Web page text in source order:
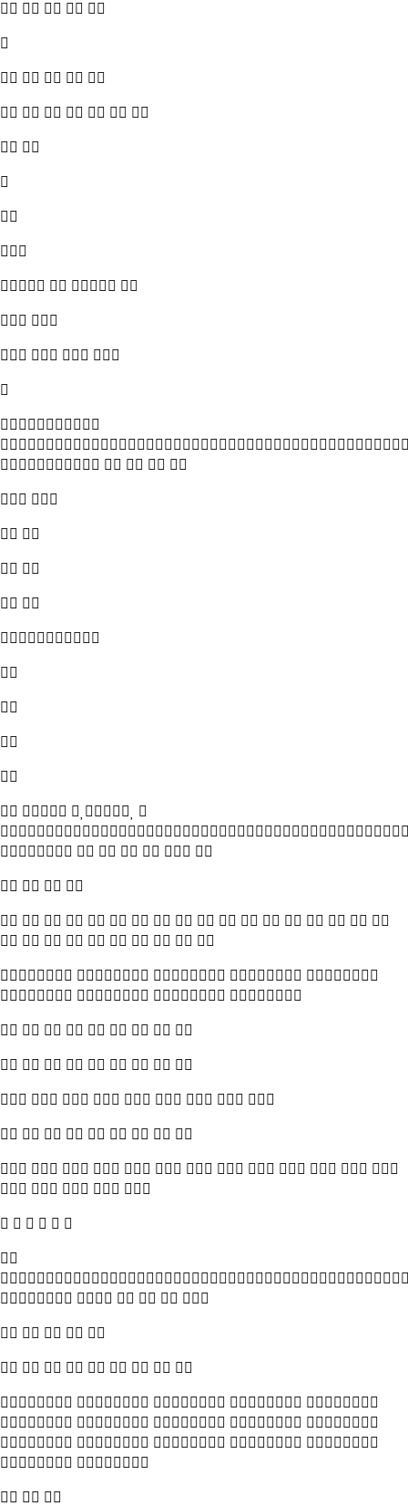
    

    
      
 



   
 
   


    
 
 
 
 





   
      
   
                 
         
    
   
        
        
        
        
            
    
     

     
    
        
    
    
    
 
  